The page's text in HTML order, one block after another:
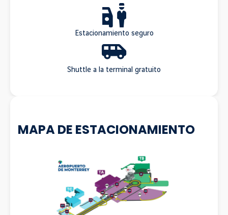
Estacionamiento seguro
Shuttle a la terminal gratuito
MAPA DE ESTACIONAMIENTO